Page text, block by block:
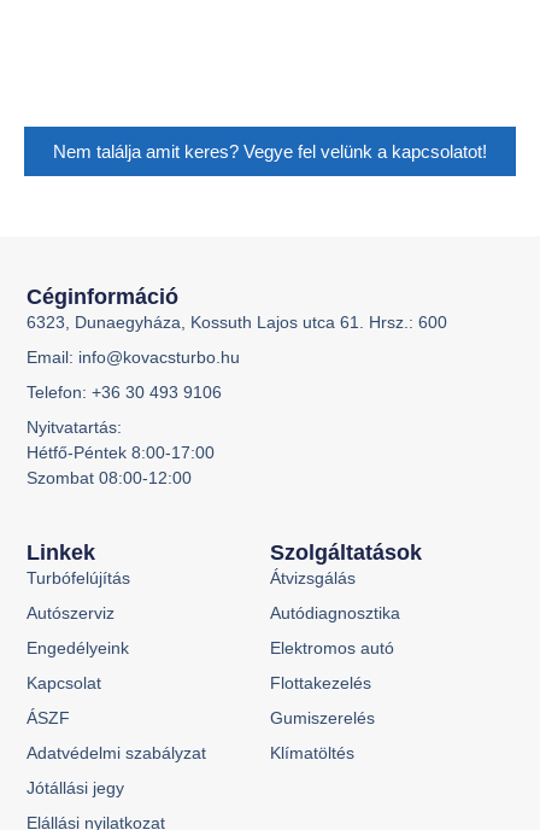
Nem találja amit keres? Vegye fel velünk a kapcsolatot!
Szolgáltatások
Átvizsgálás
Autódiagnosztika
Elektromos autó
Flottakezelés
Gumiszerelés
Klímatöltés
Linkek
Turbófelújítás
Autószerviz
Engedélyeink
Kapcsolat
ÁSZF
Adatvédelmi szabályzat
Jótállási jegy
Elállási nyilatkozat
Céginformáció
6323, Dunaegyháza, Kossuth Lajos utca 61. Hrsz.: 600
Email: info@kovacsturbo.hu
Telefon: +36 30 493 9106
Nyitvatartás:
Hétfő-Péntek 8:00-17:00
Szombat 08:00-12:00